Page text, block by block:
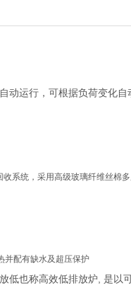
运行，可根据负荷变化自
收系统，采用高级玻璃纤维丝棉
并配有缺水及超压保护
低也称高效低排放炉, 是以